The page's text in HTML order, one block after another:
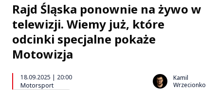
Rajd Śląska ponownie na żywo w
telewizji. Wiemy już, które
odcinki specjalne pokaże
Motowizja
18.09.2025 | 20:00
Motorsport
Kamil
Wrzecionko